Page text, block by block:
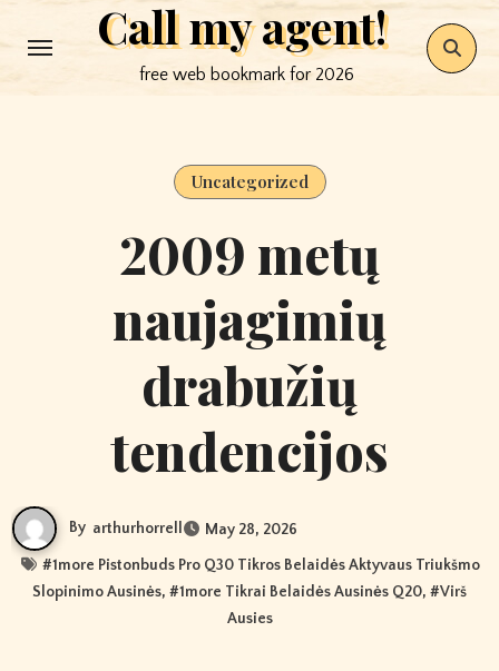
to
Call my agent!
free web bookmark for 2026
Uncategorized
2009 metų
naujagimių
drabužių
tendencijos
By arthurhorrell May 28, 2026
#1more Pistonbuds Pro Q30 Tikros Belaidės Aktyvaus Triukšmo
Slopinimo Ausinės, #1more Tikrai Belaidės Ausinės Q20, #Virš
Ausies